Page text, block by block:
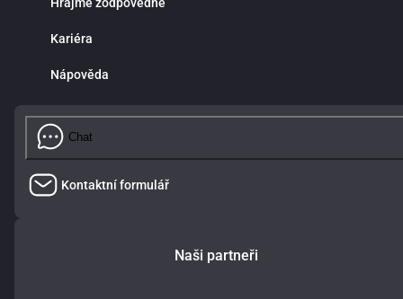
Kariéra
Nápověda
Chat
Kontaktní formulář
Naši partneři